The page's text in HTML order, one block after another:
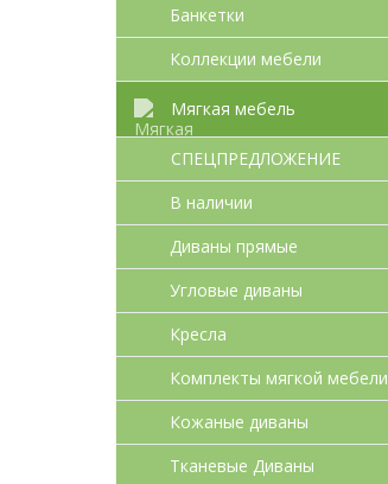
Банкетки
Коллекции мебели
Мягкая мебель
СПЕЦПРЕДЛОЖЕНИЕ
В наличии
Диваны прямые
Угловые диваны
Кресла
Комплекты мягкой мебели
Кожаные диваны
Тканевые Диваны